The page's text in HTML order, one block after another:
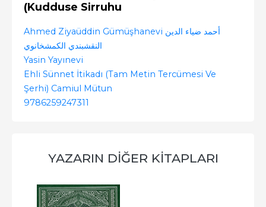
(Kudduse Sirruhu
Ahmed Ziyaüddin Gümüşhanevi أحمد ضياء الدين
النقشبندي الكمشخانوي
Yasin Yayınevi
Ehli Sünnet İtikadı (Tam Metin Tercümesi Ve
Şerhi) Camiul Mütun
9786259247311
YAZARIN DIĞER KITAPLARI